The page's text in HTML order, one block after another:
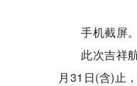
手机截屏
此次吉祥
月31日(含)止